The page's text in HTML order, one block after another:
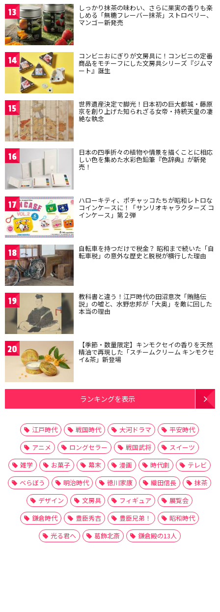
13 しっかり抹茶の味わい、さらに果実の香りも楽
しめる「無糖フレーバー抹茶」ストロベリー、
マンゴー新発売
14 コンビニおにぎりが文房具に！コンビニの定番
商品をモチーフにした文房具シリーズ『ジムマ
ート』誕生
15 世界遺産決定で脚光！日本初の巨大都城・藤原
京を創り上げた知られざる女帝・持統天皇の凄
絶な執念
16 日本の四季折々の植物や情景を描くことに相応
しい色を集めた水彩色鉛筆『色辞典』が新発
売！
17 ハローキティ、ポチャッコたちが昭和レトロな
コインケースに！「サンリオキャラクターズ コ
インケース」第２弾
18 自転車を持つだけで税金？ 昭和まで続いた「自
転車税」の意外な歴史と脱税が横行した理由
19 教科書と違う！江戸時代の田沼意次「賄賂伝
説」の嘘と、水野忠邦が「大奥」を敵に回した
本当の理由
20 【季節・数量限定】キンモクセイの香りを天然
精油で再現した「スチームクリーム キンモクセ
イ&茶」新登場
ランキングを表示
江戸時代 戦国時代 大河ドラマ
平安時代
アニメ
ロングセラー 戦国武将
スイーツ
雑学
お菓子 幕末 漫画 時代劇
テレビ
べらぼう
明治時代 徳川家康 織田信長
抹茶
デザイン
文房具 フィギュア
展覧会
鎌倉時代
豊臣秀吉 豊臣兄弟！
昭和時代
光る君へ
葛飾北斎 鎌倉殿の13人